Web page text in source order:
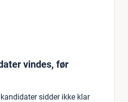
vindes, før
sidder ikke klar